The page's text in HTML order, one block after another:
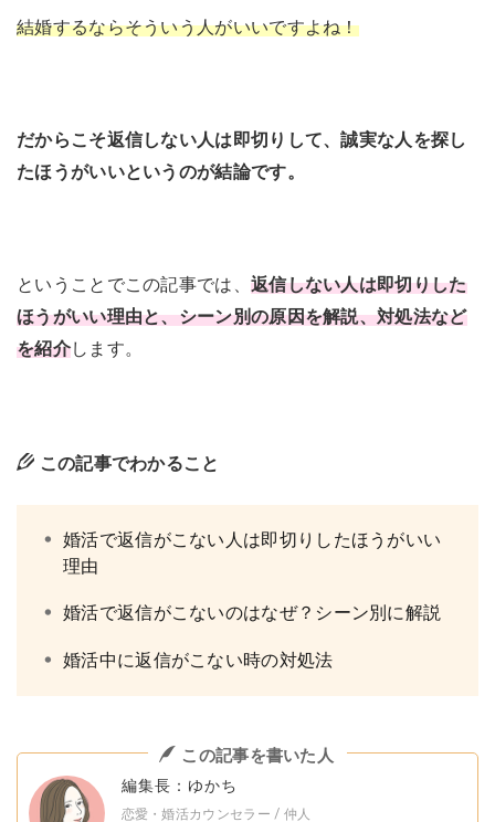
結婚するならそういう人がいいですよね！
だからこそ返信しない人は即切りして、誠実な人を探し
たほうがいいというのが結論です。
ということでこの記事では、 返信しない人は即切りした
ほうがいい理由と、シーン別の原因を解説、対処法など
を紹介します。
この記事でわかること
婚活で返信がこない人は即切りしたほうがいい
理由
婚活で返信がこないのはなぜ？シーン別に解説
婚活中に返信がこない時の対処法
この記事を書いた人
編集長：ゆかち
恋愛・婚活カウンセラー / 仲人